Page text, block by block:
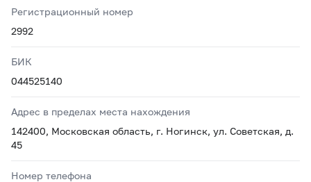
Регистрационный номер
2992
БИК
044525140
Адрес в пределах места нахождения
142400, Московская область, г. Ногинск, ул. Советская, д.
45
Номер телефона